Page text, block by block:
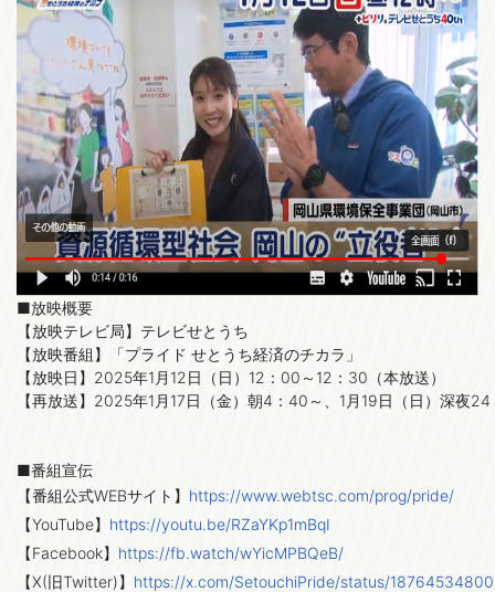
■放映概要
【放映テレビ局】テレビせとうち
【放映番組】「プライド せとうち経済のチカラ」
【放映日】2025年1月12日（日）12：00～12：30（本放送）
【再放送】2025年1月17日（金）朝4：40～、1月19日（日）深夜
■番組宣伝
【番組公式WEBサイト】 https://www.webtsc.com/prog/pride/
【YouTube】
【Facebook】 https://fb.watch/wYicMPBQeB/
【X(旧Twitter)】 https://x.com/SetouchiPride/status/